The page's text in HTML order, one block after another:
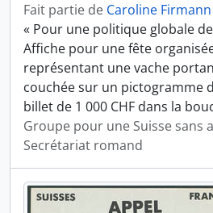
Fait partie de Caroline
« Pour une politique globale
Affiche pour une fête
représentant une vache
couchée sur un pictogramme
billet de 1 000 CHF dans la
Groupe pour une Suisse sans
Secrétariat romand